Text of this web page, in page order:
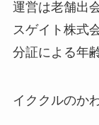
運営は老舗出
スゲイト株式
分証による年
イククルのか